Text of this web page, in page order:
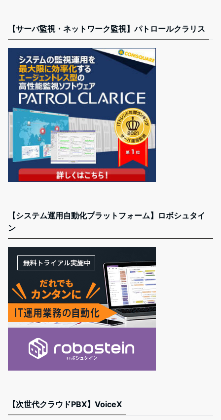
【サーバ監視・ネットワーク監視】パトロールクラリス
【システム運用自動化プラットフォーム】ロボシュタイ
ン
【次世代クラウドPBX】VoiceX